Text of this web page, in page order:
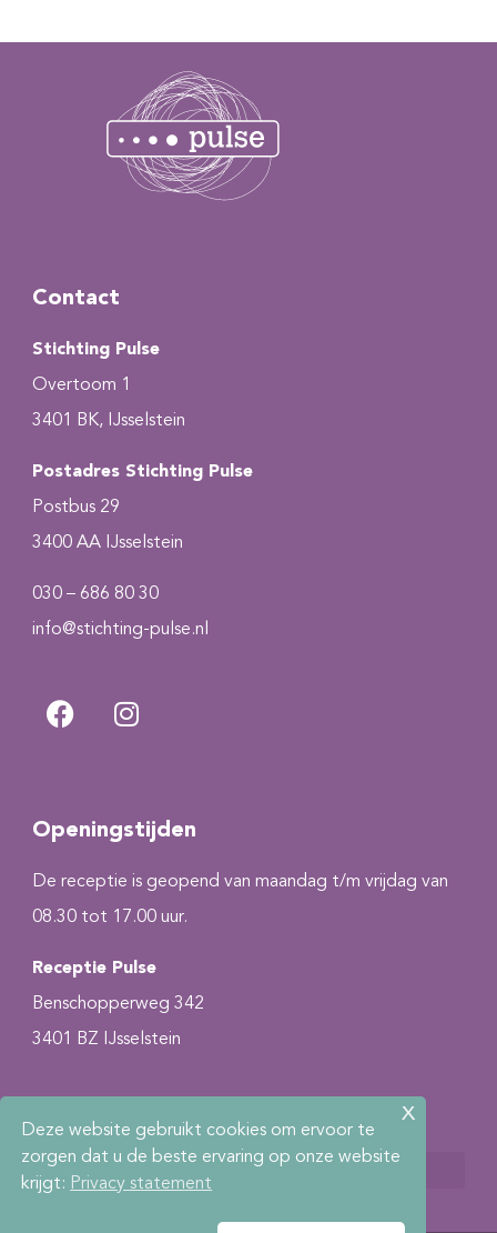
Contact
Stichting Pulse
Overtoom 1
3401 BK, IJsselstein
Postadres Stichting Pulse
Postbus 29
3400 AA IJsselstein
030 – 686 80 30
info@stichting-pulse.nl
Openingstijden
De receptie is geopend van maandag t/m vrijdag van
08.30 tot 17.00 uur.
Receptie Pulse
Benschopperweg 342
3401 BZ IJsselstein
Deze website gebruikt cookies om ervoor te
zorgen dat u de beste ervaring op onze website
krijgt: Privacy statement
x